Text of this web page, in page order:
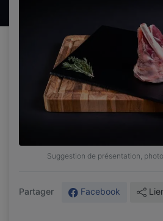
Suggestion de présentation,
Partager Facebook